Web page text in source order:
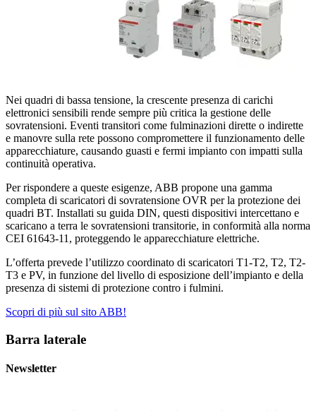
Nei quadri di bassa tensione, la crescente presenza di carichi
elettronici sensibili rende sempre più critica la gestione delle
sovratensioni. Eventi transitori come fulminazioni dirette o indirette
e manovre sulla rete possono compromettere il funzionamento delle
apparecchiature, causando guasti e fermi impianto con impatti sulla
continuità operativa.
Per rispondere a queste esigenze, ABB propone una gamma
completa di scaricatori di sovratensione OVR per la protezione dei
quadri BT. Installati su guida DIN, questi dispositivi intercettano e
scaricano a terra le sovratensioni transitorie, in conformità alla norma
CEI 61643-11, proteggendo le apparecchiature elettriche.
L’offerta prevede l’utilizzo coordinato di scaricatori T1-T2, T2, T2-
T3 e PV, in funzione del livello di esposizione dell’impianto e della
presenza di sistemi di protezione contro i fulmini.
Scopri di più sul sito ABB!
Barra laterale
Newsletter